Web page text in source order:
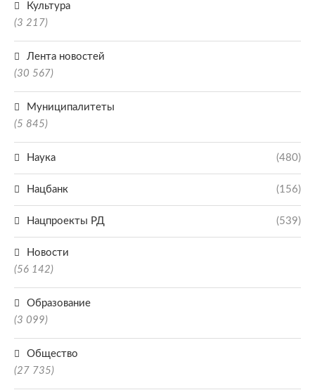
Культура
(3 217)
Лента новостей
(30 567)
Муниципалитеты
(5 845)
Наука (480)
Нацбанк (156)
Нацпроекты РД (539)
Новости
(56 142)
Образование
(3 099)
Общество
(27 735)